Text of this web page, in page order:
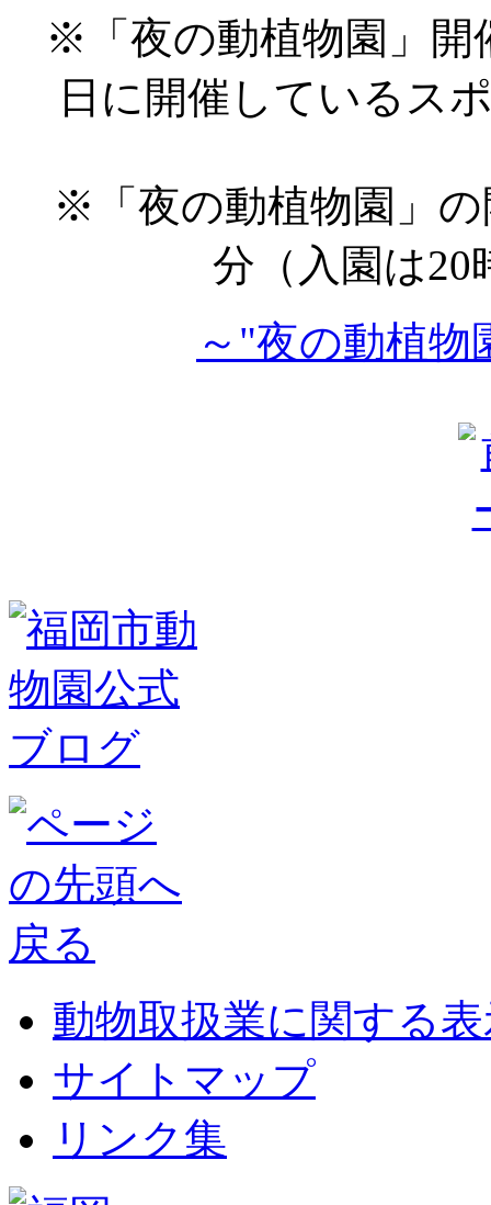
※「夜の動植物園」開
日に開催しているス
※「夜の動植物園」の
分（入園は20
～"夜の動植
動物取扱業に関する
サイトマップ
リンク集